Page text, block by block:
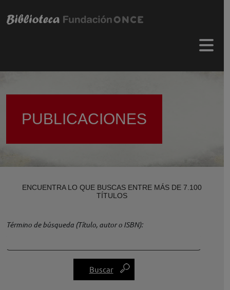
PUBLICACIONES
ENCUENTRA LO QUE BUSCAS ENTRE MÁS DE 7.100
TÍTULOS
Término de búsqueda (Título, autor o ISBN)